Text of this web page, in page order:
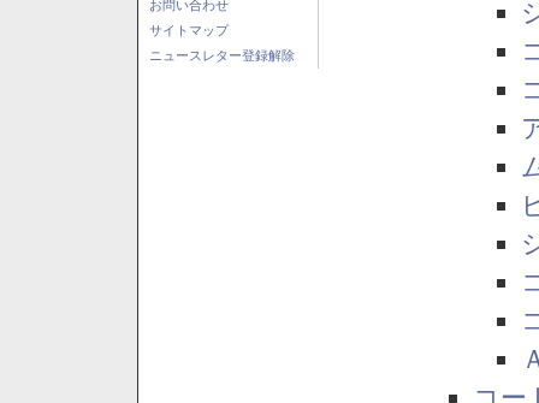
お問い合わせ
サイトマップ
ニュースレター登録解除